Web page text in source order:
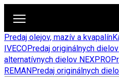
Predaj olejov, mazív a kvapalín
IVECOPredaj originálnych dielov
alternatívnych dielov NEXPRO
REMANPredaj originálnych